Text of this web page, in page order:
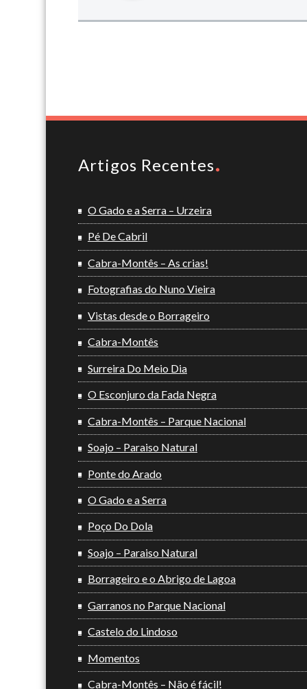
Artigos Recentes
O Gado e a Serra – Urzeira
Pé De Cabril
Cabra-Montês – As crias!
Fotografias do Nuno Vieira
Vistas desde o Borrageiro
Cabra-Montês
Surreira Do Meio Dia
O Esconjuro da Fada Negra
Cabra-Montês – Parque Nacional
Soajo – Paraiso Natural
Ponte do Arado
O Gado e a Serra
Poço Do Dola
Soajo – Paraiso Natural
Borrageiro e o Abrigo de Lagoa
Garranos no Parque Nacional
Castelo do Lindoso
Momentos
Cabra-Montês – Não é fácil!